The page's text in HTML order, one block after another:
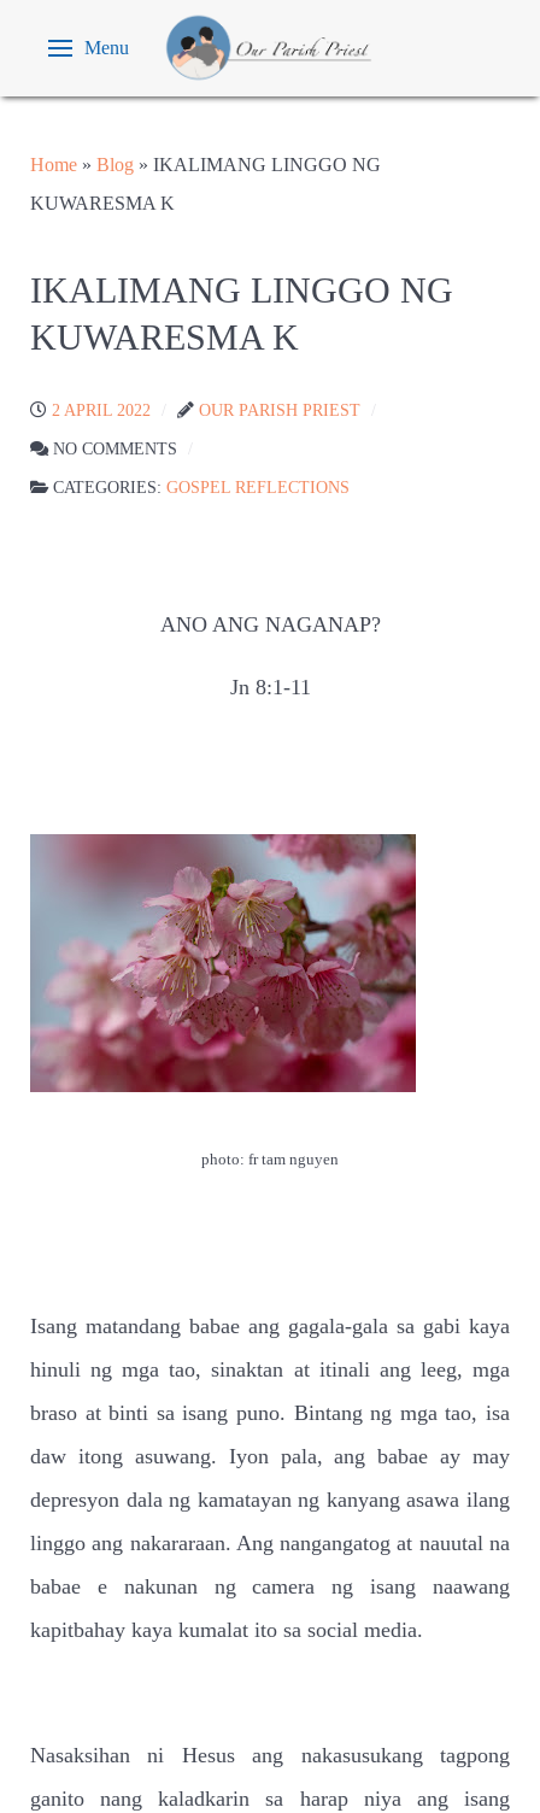
Menu
Home » Blog » IKALIMANG LINGGO NG
KUWARESMA K
IKALIMANG LINGGO NG
KUWARESMA K
2 APRIL 2022 OUR PARISH PRIEST
NO COMMENTS
CATEGORIES: GOSPEL REFLECTIONS
ANO ANG NAGANAP?
Jn 8:1-11
photo: fr tam nguyen
Isang matandang babae ang gagala-gala sa gabi kaya
hinuli ng mga tao, sinaktan at itinali ang leeg, mga
braso at binti sa isang puno. Bintang ng mga tao, isa
daw itong asuwang. Iyon pala, ang babae ay may
depresyon dala ng kamatayan ng kanyang asawa ilang
linggo ang nakararaan. Ang nangangatog at nauutal na
babae e nakunan ng camera ng isang naawang
kapitbahay kaya kumalat ito sa social media.
Nasaksihan ni Hesus ang nakasusukang tagpong
ganito nang kaladkarin sa harap niya ang isang